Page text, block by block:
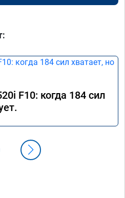
F10: когда 184 сил